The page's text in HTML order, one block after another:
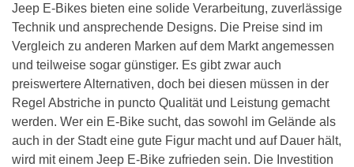
Jeep E-Bikes bieten eine solide Verarbeitung, zuverlässige
Technik und ansprechende Designs. Die Preise sind im
Vergleich zu anderen Marken auf dem Markt angemessen
und teilweise sogar günstiger. Es gibt zwar auch
preiswertere Alternativen, doch bei diesen müssen in der
Regel Abstriche in puncto Qualität und Leistung gemacht
werden. Wer ein E-Bike sucht, das sowohl im Gelände als
auch in der Stadt eine gute Figur macht und auf Dauer hält,
wird mit einem Jeep E-Bike zufrieden sein. Die Investition